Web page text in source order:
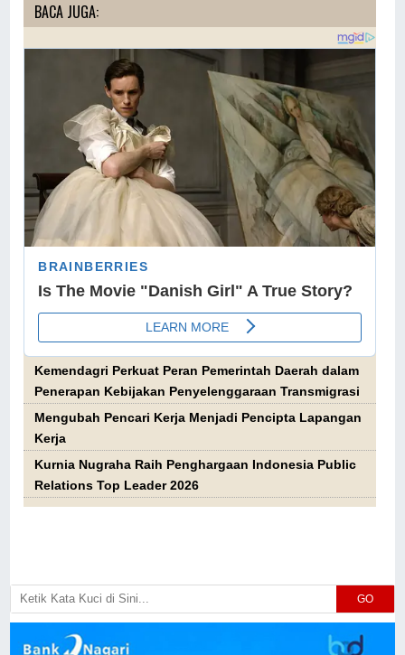
BACA JUGA:
Kemendagri Perkuat Peran Pemerintah Daerah dalam
Penerapan Kebijakan Penyelenggaraan Transmigrasi
Mengubah Pencari Kerja Menjadi Pencipta Lapangan
Kerja
Kurnia Nugraha Raih Penghargaan Indonesia Public
Relations Top Leader 2026
GO